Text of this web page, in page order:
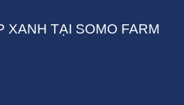
XANH TẠI SOMO FARM